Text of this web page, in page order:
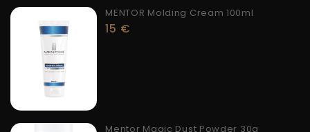
MENTOR Molding Cream 100ml
15 €
Mentor Magic Dust Powder 30g